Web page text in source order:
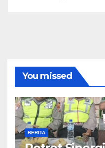
You missed
BERITA